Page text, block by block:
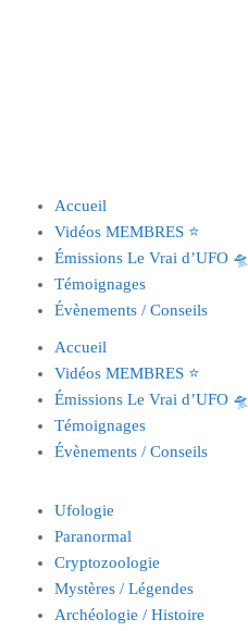
Accueil
Vidéos MEMBRES ⭐️
Émissions Le Vrai d’UFO 🛸
Témoignages
Évènements / Conseils
Accueil
Vidéos MEMBRES ⭐️
Émissions Le Vrai d’UFO 🛸
Témoignages
Évènements / Conseils
Ufologie
Paranormal
Cryptozoologie
Mystères / Légendes
Archéologie / Histoire